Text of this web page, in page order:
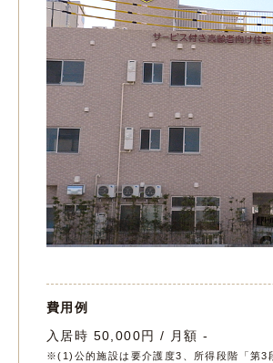
費用例
入居時 50,000円 / 月額 -
※(1)公的施設は要介護度3、所得段階「第